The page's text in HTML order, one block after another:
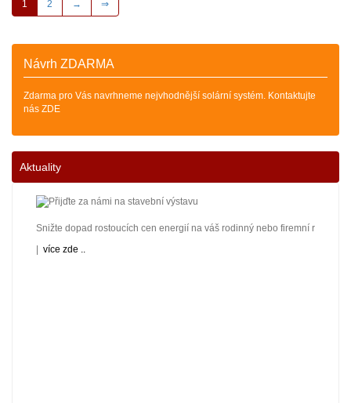
1 2 → ⇒
Návrh ZDARMA
Zdarma pro Vás navrhneme nejvhodnější solární systém. Kontaktujte
nás ZDE
Aktuality
Snižte dopad rostoucích cen energií na váš rodinný nebo firemní
více zde ..